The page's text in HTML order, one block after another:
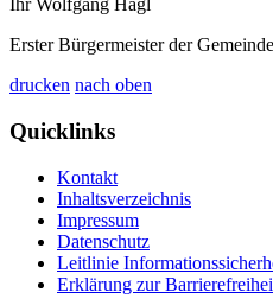
Ihr Wolfgang Hagl
Erster Bürgermeister der
drucken nach oben
Quicklinks
Kontakt
Inhaltsverzeichnis
Impressum
Datenschutz
Leitlinie
Erklärung zur